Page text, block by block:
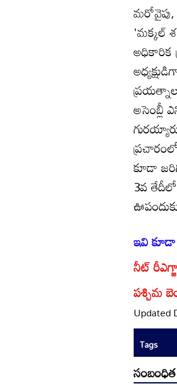
'మక్కల్
అధికారిక
అసెంబ్లీ
కూడా
3వ
ఇవి
నీట్
పశ్చిమ
Updated
Tags